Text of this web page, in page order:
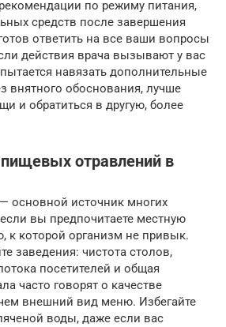
по режиму питания,
средств после завершения
ответить на все ваши вопросы
действия врача вызывают у вас
навязать дополнительные
внятного обоснования, лучше
и обратиться в другую, более
отравлений в
основной источник многих
вы предпочитаете местную
к которой организм не привык.
заведения: чистота столов,
посетителей и общая
часто говорят о качестве
внешний вид меню. Избегайте
воды, даже если вас